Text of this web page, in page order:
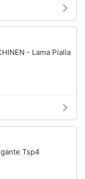
- Lama Pialla
Tsp4